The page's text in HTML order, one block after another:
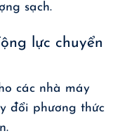
sạch.
lực chuyển
các nhà máy
đổi phương thức